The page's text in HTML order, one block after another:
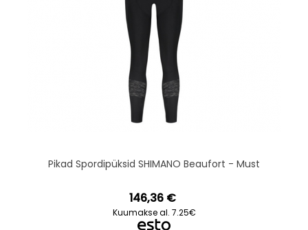
Pikad Spordipüksid SHIMANO Beaufort - Must
146,36 €
Kuumakse al. 7.25€